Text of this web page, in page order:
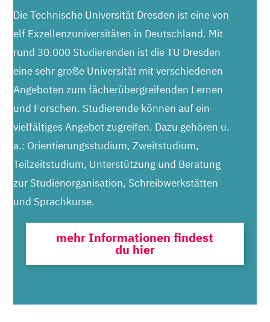
Die Technische Universität Dresden ist eine von
elf Exzellenzuniversitäten in Deutschland. Mit
rund 30.000 Studierenden ist die TU Dresden
eine sehr große Universität mit verschiedenen
Angeboten zum fächerübergreifenden Lernen
und Forschen. Studierende können auf ein
vielfältiges Angebot zugreifen. Dazu gehören u.
a.: Orientierungsstudium, Zweitstudium,
Teilzeitstudium, Unterstützung und Beratung
zur Studienorganisation, Schreibwerkstätten
und Sprachkurse.
mehr Informationen findest
du hier